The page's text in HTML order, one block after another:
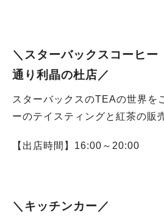
＼ スターバックスコーヒ
通り利晶の杜店 ／
スターバックスのTEAの世界を
ーのテイスティングと紅茶の販
【出店時間】16:00～20:00
＼ キッチンカー ／